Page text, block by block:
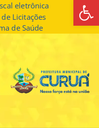
eletrônica
Licitações
de Saúde